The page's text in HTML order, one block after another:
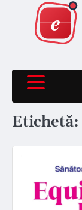
content
Etichetă: